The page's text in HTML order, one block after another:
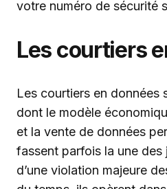
votre numéro de sécurité
Les courtiers
Les courtiers en données
dont le modèle
et la vente de données
fassent parfois la une des
d’une violation majeure